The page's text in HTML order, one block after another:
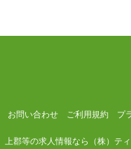
お問い合わせ ご利用規約 プ
上郡等の求人情報なら（株）テ